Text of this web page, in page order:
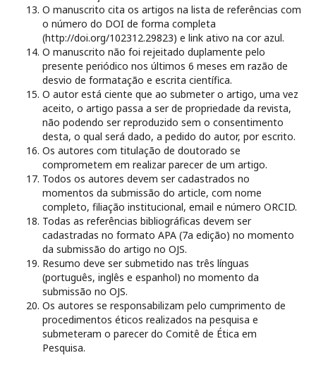
O manuscrito cita os artigos na lista de referências com
o número do DOI de forma completa
(http://doi.org/102312.29823) e link ativo na cor azul.
O manuscrito não foi rejeitado duplamente pelo
presente periódico nos últimos 6 meses em razão de
desvio de formatação e escrita científica.
O autor está ciente que ao submeter o artigo, uma vez
aceito, o artigo passa a ser de propriedade da revista,
não podendo ser reproduzido sem o consentimento
desta, o qual será dado, a pedido do autor, por escrito.
Os autores com titulação de doutorado se
comprometem em realizar parecer de um artigo.
Todos os autores devem ser cadastrados no
momentos da submissão do article, com nome
completo, filiação institucional, email e número ORCID.
Todas as referências bibliográficas devem ser
cadastradas no formato APA (7a edição) no momento
da submissão do artigo no OJS.
Resumo deve ser submetido nas três línguas
(português, inglês e espanhol) no momento da
submissão no OJS.
Os autores se responsabilizam pelo cumprimento de
procedimentos éticos realizados na pesquisa e
submeteram o parecer do Comitê de Ética em
Pesquisa.